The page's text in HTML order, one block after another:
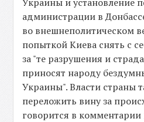
администрации в
во внешнеполитическом
попыткой Киева снять с
за "те разрушения и
приносят народу
Украины". Власти страны
переложить вину за
говорится в комментарии